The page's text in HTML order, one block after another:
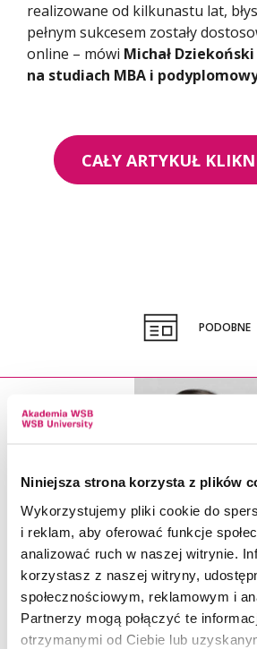
Niniejsza strona korzysta z plików
Wykorzystujemy pliki cookie do
i reklam, aby oferować funkcje
analizować ruch w naszej witrynie.
korzystasz z naszej witryny,
społecznościowym, reklamowym i
Partnerzy mogą połączyć te
otrzymanymi od Ciebie lub
realizowane od kilkunastu lat,
pełnym sukcesem zostały
online – mówi Michał
na studiach MBA i
CAŁY ARTYKUŁ
PODOBNE
30.04.2021
Kilka cennych rad przed
Zamiast książek -
artykuł w Dzienniku